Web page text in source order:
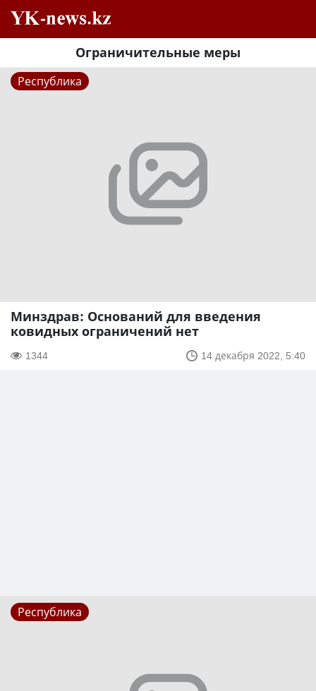
Ограничительные меры
Республика
Минздрав: Оснований для введения
ковидных ограничений нет
1344 14 декабря 2022, 5:40
Республика